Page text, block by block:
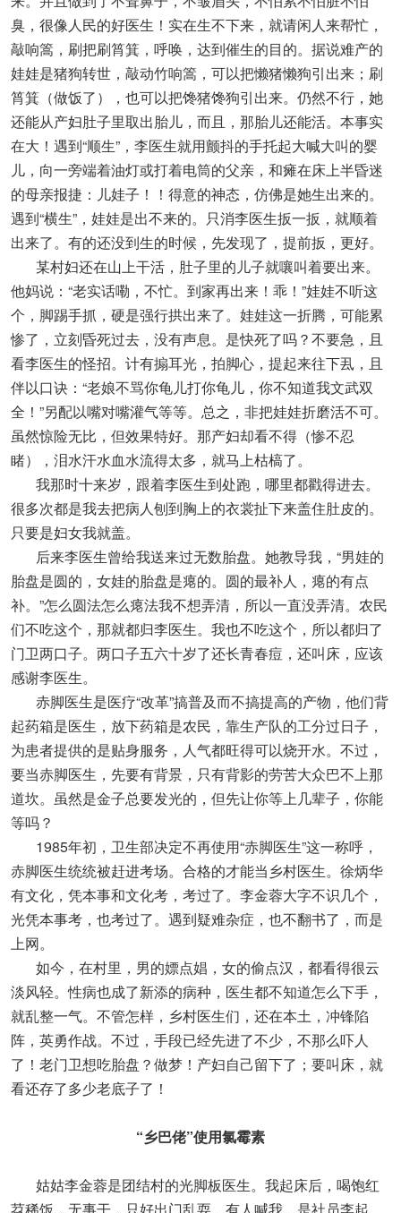
臭，很像人民的好医生！实在生不下来，就请闲人来帮忙，
敲响篙，刷把刷筲箕，呼唤，达到催生的目的。据说难产的
娃娃是猪狗转世，敲动竹响篙，可以把懒猪懒狗引出来；刷
筲箕（做饭了），也可以把馋猪馋狗引出来。仍然不行，她
还能从产妇肚子里取出胎儿，而且，那胎儿还能活。本事实
在大！遇到“顺生”，李医生就用颤抖的手托起大喊大叫的婴
儿，向一旁端着油灯或打着电筒的父亲，和瘫在床上半昏迷
的母亲报捷：儿娃子！！得意的神态，仿佛是她生出来的。
遇到“横生”，娃娃是出不来的。只消李医生扳一扳，就顺着
出来了。有的还没到生的时候，先发现了，提前扳，更好。
某村妇还在山上干活，肚子里的儿子就嚷叫着要出来。
他妈说：“老实话嘞，不忙。到家再出来！乖！”娃娃不听这
个，脚踢手抓，硬是强行拱出来了。娃娃这一折腾，可能累
惨了，立刻昏死过去，没有声息。是快死了吗？不要急，且
看李医生的怪招。计有搧耳光，拍脚心，提起来往下厾，且
伴以口诀：“老娘不骂你龟儿打你龟儿，你不知道我文武双
全！”另配以嘴对嘴灌气等等。总之，非把娃娃折磨活不可。
虽然惊险无比，但效果特好。那产妇却看不得（惨不忍
睹），泪水汗水血水流得太多，就马上枯槁了。
我那时十来岁，跟着李医生到处跑，哪里都戳得进去。
很多次都是我去把病人刨到胸上的衣裳扯下来盖住肚皮的。
只要是妇女我就盖。
后来李医生曾给我送来过无数胎盘。她教导我，“男娃的
胎盘是圆的，女娃的胎盘是瘪的。圆的最补人，瘪的有点
补。”怎么圆法怎么瘪法我不想弄清，所以一直没弄清。农民
们不吃这个，那就都归李医生。我也不吃这个，所以都归了
门卫两口子。两口子五六十岁了还长青春痘，还叫床，应该
感谢李医生。
赤脚医生是医疗“改革”搞普及而不搞提高的产物，他们背
起药箱是医生，放下药箱是农民，靠生产队的工分过日子，
为患者提供的是贴身服务，人气都旺得可以烧开水。不过，
要当赤脚医生，先要有背景，只有背影的劳苦大众巴不上那
道坎。虽然是金子总要发光的，但先让你等上几辈子，你能
等吗？
1985年初，卫生部决定不再使用“赤脚医生”这一称呼，
赤脚医生统统被赶进考场。合格的才能当乡村医生。徐炳华
有文化，凭本事和文化考，考过了。李金蓉大字不识几个，
光凭本事考，也考过了。遇到疑难杂症，也不翻书了，而是
上网。
如今，在村里，男的嫖点娼，女的偷点汉，都看得很云
淡风轻。性病也成了新添的病种，医生都不知道怎么下手，
就乱整一气。不管怎样，乡村医生们，还在本土，冲锋陷
阵，英勇作战。不过，手段已经先进了不少，不那么吓人
了！老门卫想吃胎盘？做梦！产妇自己留下了；要叫床，就
看还存了多少老底子了！
“乡巴佬”使用氯霉素
姑姑李金蓉是团结村的光脚板医生。我起床后，喝饱红